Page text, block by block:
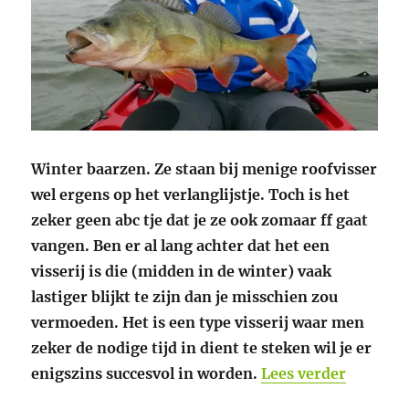
Winter baarzen. Ze staan bij menige roofvisser
wel ergens op het verlanglijstje. Toch is het
zeker geen abc tje dat je ze ook zomaar ff gaat
vangen. Ben er al lang achter dat het een
visserij is die (midden in de winter) vaak
lastiger blijkt te zijn dan je misschien zou
vermoeden. Het is een type visserij waar men
zeker de nodige tijd in dient te steken wil je er
enigszins succesvol in worden.Lees verder“De